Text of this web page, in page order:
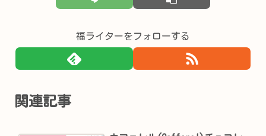
福ライターをフォローする
関連記事